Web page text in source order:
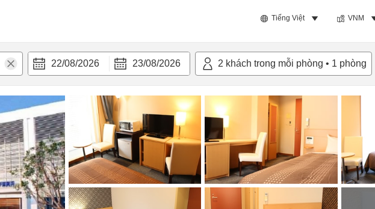
Tiếng Việt VNM
22/08/2026 23/08/2026 2 khách trong mỗi phòng • 1 phòng
nghi